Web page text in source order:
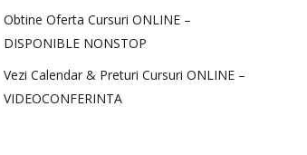
Obtine Oferta Cursuri ONLINE –
DISPONIBLE NONSTOP
Vezi Calendar & Preturi Cursuri ONLINE –
VIDEOCONFERINTA